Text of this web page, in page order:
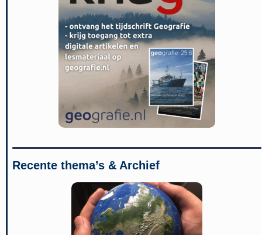
Recente thema’s & Archief